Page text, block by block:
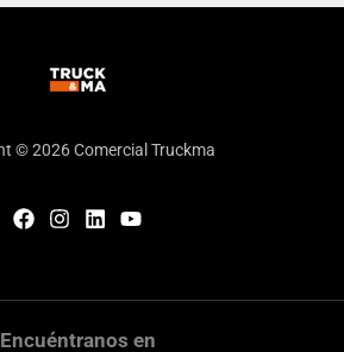
© 2026 Comercial Truckma
Encuéntranos en